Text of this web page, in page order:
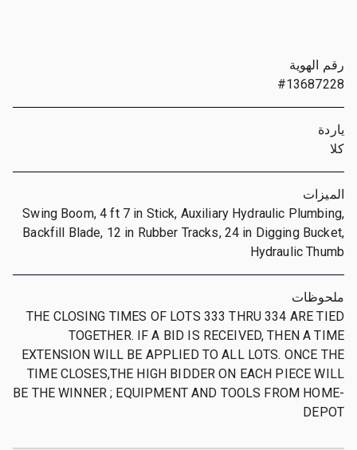
رقم الهوية
#13687228
ياردة
كلا
الميزات
Swing Boom, 4 ft 7 in Stick, Auxiliary Hydraulic Plumbing,
Backfill Blade, 12 in Rubber Tracks, 24 in Digging Bucket,
Hydraulic Thumb
ملحوظات
THE CLOSING TIMES OF LOTS 333 THRU 334 ARE TIED
TOGETHER. IF A BID IS RECEIVED, THEN A TIME
EXTENSION WILL BE APPLIED TO ALL LOTS. ONCE THE
TIME CLOSES,THE HIGH BIDDER ON EACH PIECE WILL
BE THE WINNER ; EQUIPMENT AND TOOLS FROM HOME-
DEPOT